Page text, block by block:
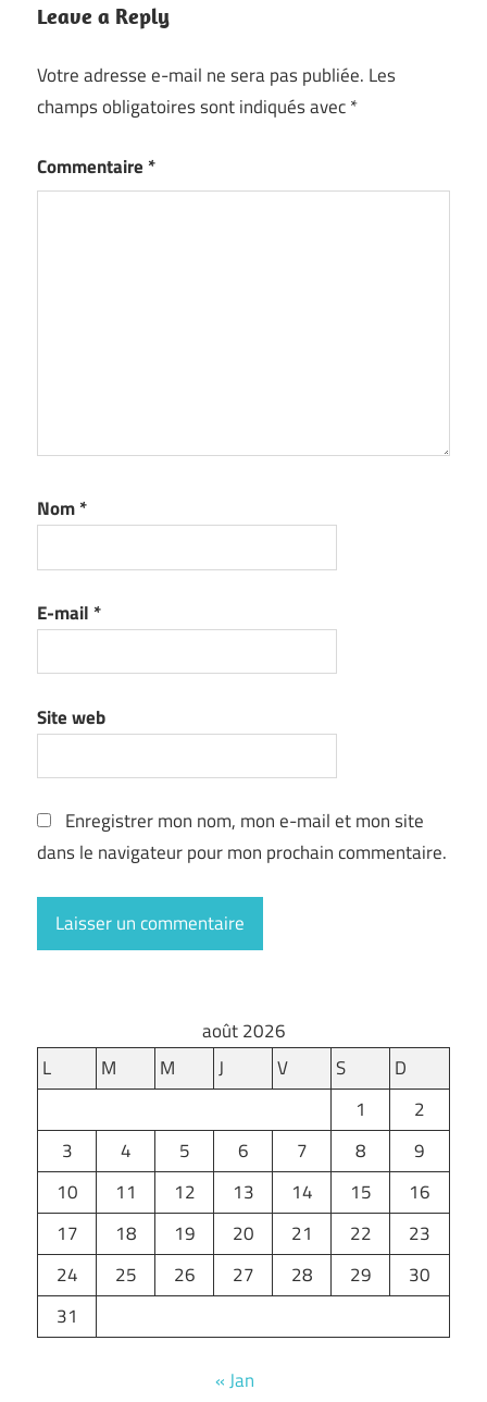
Leave a Reply
Votre adresse e-mail ne sera pas publiée. Les
champs obligatoires sont indiqués avec*
Commentaire *
Nom*
E-mail *
Site web
Enregistrer mon nom, mon e-mail et mon site
dans le navigateur pour mon prochain commentaire.
août 2026
L
M M J V S
D
1
2
3
4 5 6 7 8
9
10
11 12 13 14 15
16
17
18 19 20 21 22
23
24
25 26 27 28 29
30
31
« Jan